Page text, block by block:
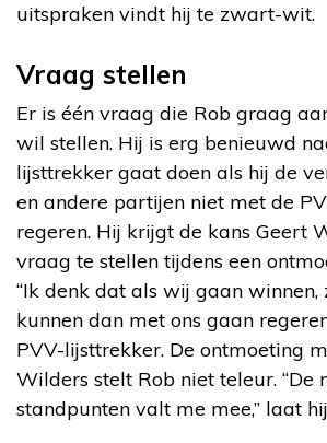
uitspraken vindt hij te zwart-wit.
Vraag stellen
Er is één vraag die Rob graag
wil stellen. Hij is erg benieuwd
lijsttrekker gaat doen als hij de
en andere partijen niet met de
regeren. Hij krijgt de kans Geert
vraag te stellen tijdens een
“Ik denk dat als wij gaan winnen,
kunnen dan met ons gaan
PVV-lijsttrekker. De ontmoeting
Wilders stelt Rob niet teleur. “De
standpunten valt me mee,” laat